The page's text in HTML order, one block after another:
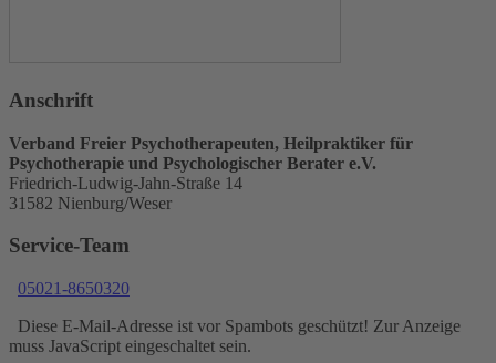
Anschrift
Verband Freier Psychotherapeuten, Heilpraktiker für
Psychotherapie und Psychologischer Berater e.V.
Friedrich-Ludwig-Jahn-Straße 14
31582 Nienburg/Weser
Service-Team
05021-8650320
Diese E-Mail-Adresse ist vor Spambots geschützt! Zur Anzeige
muss JavaScript eingeschaltet sein.